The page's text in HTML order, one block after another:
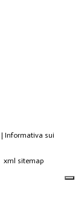
| Informativa sui
xml sitemap